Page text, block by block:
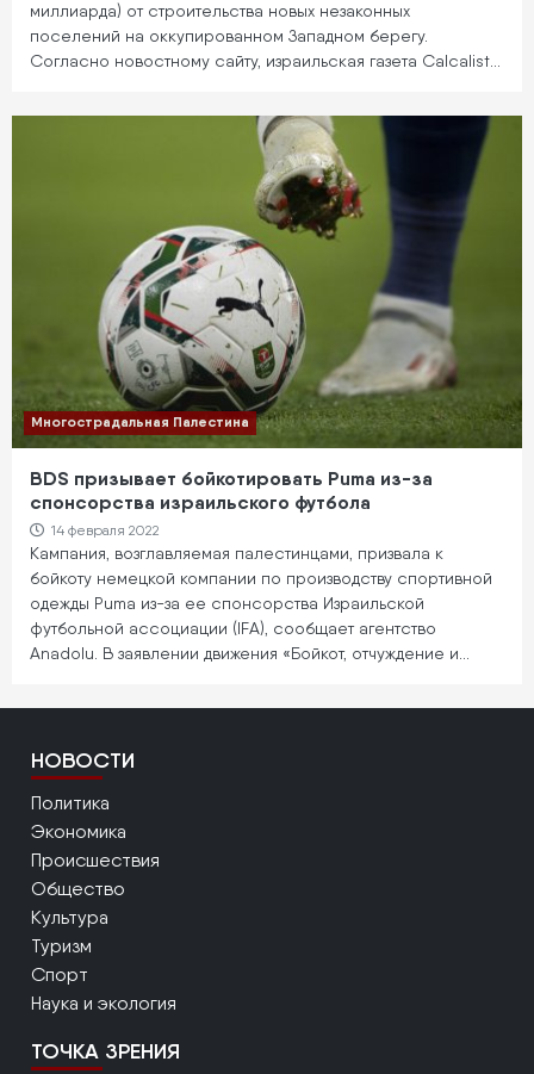
миллиарда) от строительства новых незаконных
поселений на оккупированном Западном берегу.
Согласно новостному сайту, израильская газета Calcalist…
Многострадальная Палестина
BDS призывает бойкотировать Puma из-за
спонсорства израильского футбола
14 февраля 2022
Кампания, возглавляемая палестинцами, призвала к
бойкоту немецкой компании по производству спортивной
одежды Puma из-за ее спонсорства Израильской
футбольной ассоциации (IFA), сообщает агентство
Anadolu. В заявлении движения «Бойкот, отчуждение и…
НОВОСТИ
Политика
Экономика
Происшествия
Общество
Культура
Туризм
Спорт
Наука и экология
ТОЧКА ЗРЕНИЯ